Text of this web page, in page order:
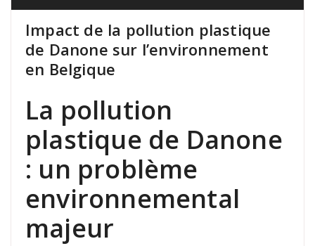
Impact de la pollution plastique
de Danone sur l’environnement
en Belgique
La pollution
plastique de Danone
: un problème
environnemental
majeur